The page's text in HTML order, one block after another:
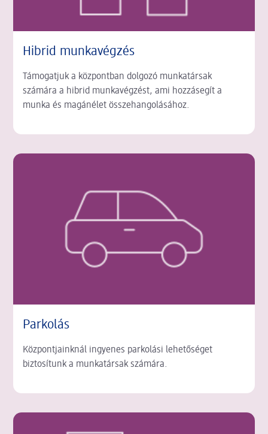
Hibrid munkavégzés
Támogatjuk a központban dolgozó munkatársak
számára a hibrid munkavégzést, ami hozzásegít a
munka és magánélet összehangolásához.
Parkolás
Központjainknál ingyenes parkolási lehetőséget
biztosítunk a munkatársak számára.